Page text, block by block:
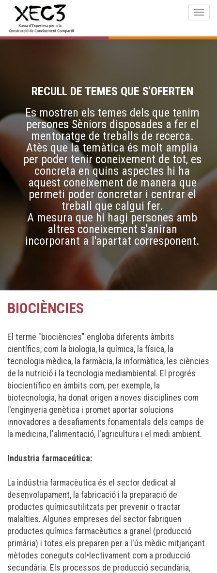
RECULL DE TEMES QUE S'OFERTEN
Es mostren els temes dels que tenim
persones Sèniors disposades a fer el
mentoratge de treballs de recerca.
Atès que la temàtica és molt amplia
per poder tenir coneixement de tot, es
concreta en quins aspectes hi ha
aquest coneixement de manera que
permeti poder concretar i centrar el
treball que calgui fer.
A mesura que hi hagi persones amb
altres coneixement s'aniran
incorporant a l'apartat corresponent.
BIOCIÈNCIES
El terme "biociències" engloba diferents àmbits
científics, com la biologia, la química, la física, la
tecnologia mèdica, la farmàcia, la informàtica, les ciències
de la nutrició i la tecnologia mediambiental. El progrés
biocientífico en àmbits com, per exemple, la
biotecnologia, ha donat origen a noves disciplines com
l'enginyeria genètica i promet aportar solucions
innovadores a desafiaments fonamentals dels camps de
la medicina, l'alimentació, l'agricultura i el medi ambient.
Industria farmaceútica:
La indústria farmacèutica és el sector dedicat al
desenvolupament, la fabricació i la preparació de
productes químicsutilitzats per prevenir o tractar
malalties. Algunes empreses del sector fabriquen
productes químics farmacèutics a granel (producció
primària) i totes els preparen per a l'ús mèdic mitjançant
mètodes coneguts col•lectivament com a producció
secundària. Els processos de producció secundària,